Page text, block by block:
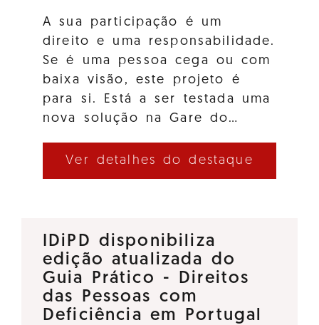
A sua participação é um
direito e uma responsabilidade.
Se é uma pessoa cega ou com
baixa visão, este projeto é
para si. Está a ser testada uma
nova solução na Gare do…
Ver detalhes do destaque
IDiPD disponibiliza
edição atualizada do
Guia Prático - Direitos
das Pessoas com
Deficiência em Portugal